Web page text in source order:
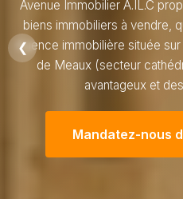
❮
Avenue Immobilier A.IL.C
biens immobiliers à vendre,
Agence immobilière située
de Meaux (secteur
avantageux et
Mandatez-nous